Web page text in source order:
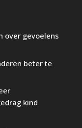
over gevoelens
beter te
kind